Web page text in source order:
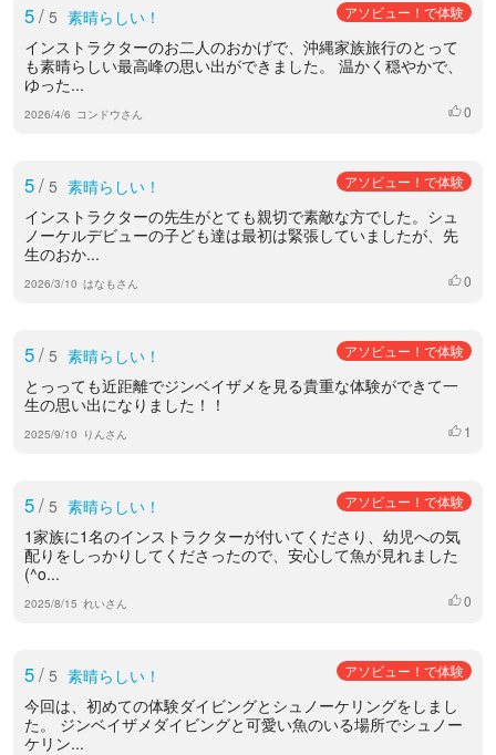
5/ 5 素晴らしい！ アソビュー！で体験
インストラクターのお二人のおかげで、沖縄家族旅行のとって
も素晴らしい最高峰の思い出ができました。 温かく穏やかで、
ゆった...
2026/4/6 コンドウさん いいね
0
5/ 5 素晴らしい！ アソビュー！で体験
インストラクターの先生がとても親切で素敵な方でした。シュ
ノーケルデビューの子ども達は最初は緊張していましたが、先
生のおか...
2026/3/10 はなもさん いいね
0
5/ 5 素晴らしい！ アソビュー！で体験
とっっても近距離でジンベイザメを見る貴重な体験ができて一
生の思い出になりました！！
2025/9/10 りんさん いいね
1
5/ 5 素晴らしい！ アソビュー！で体験
1家族に1名のインストラクターが付いてくださり、幼児への気
配りをしっかりしてくださったので、安心して魚が見れました
(^o...
2025/8/15 れいさん いいね
0
5/ 5 素晴らしい！ アソビュー！で体験
今回は、初めての体験ダイビングとシュノーケリングをしまし
た。 ジンベイザメダイビングと可愛い魚のいる場所でシュノー
ケリン...